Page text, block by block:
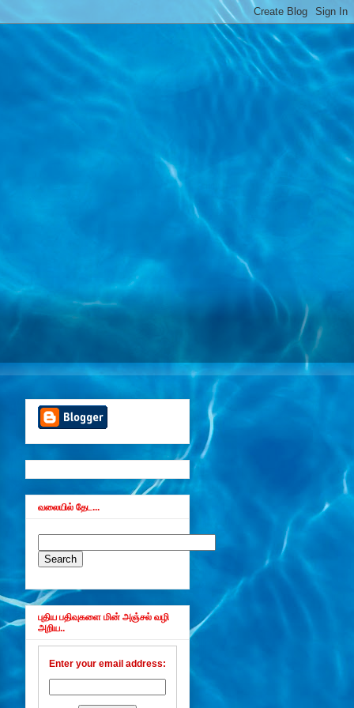
வலையில் தேட...
புதிய பதிவுகளை மின் அஞ்சல் வழி
அறிய..
Enter your email address: